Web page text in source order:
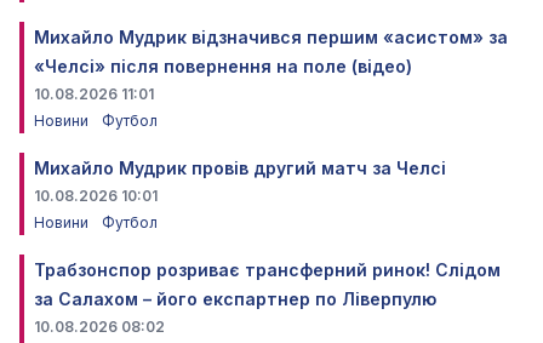
Михайло Мудрик відзначився першим «асистом» за
«Челсі» після повернення на поле (відео)
10.08.2026 11:01
Новини
Футбол
Михайло Мудрик провів другий матч за Челсі
10.08.2026 10:01
Новини
Футбол
Трабзонспор розриває трансферний ринок! Слідом
за Салахом – його експартнер по Ліверпулю
10.08.2026 08:02